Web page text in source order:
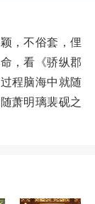
，不俗套，俚
，看《骄纵郡
程脑海中就随
萧明璃裴砚之